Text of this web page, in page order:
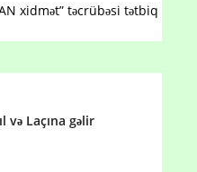
xidmət” təcrübəsi tətbiq
və Laçına gəlir